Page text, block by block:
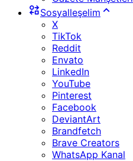
Sosyalleşelim
X
TikTok
Reddit
Envato
LinkedIn
YouTube
Pinterest
Facebook
DeviantArt
Brandfetch
Brave Creators
WhatsApp Kanal